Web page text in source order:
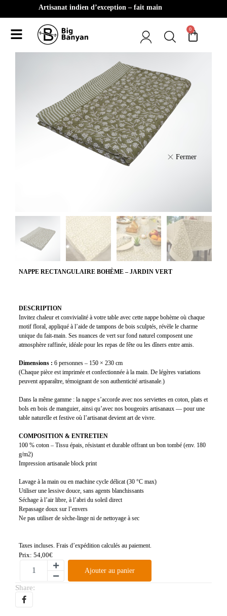
Artisanat indien d’exception – fait main
0
NAPPE RECTANGULAIRE BOHÈME – JARDIN VERT
DESCRIPTION
Invitez chaleur et convivialité à votre table avec cette nappe bohème où chaque
motif floral, appliqué à l’aide de tampons de bois sculptés, révèle le charme
unique du fait-main. Ses nuances de vert sur fond naturel composent une
atmosphère raffinée, idéale pour les repas de fête ou les dîners entre amis.
Dimensions : 6 personnes – 150 × 230 cm
(Chaque pièce est imprimée et confectionnée à la main. De légères variations
peuvent apparaître, témoignant de son authenticité artisanale.)
Dans la même gamme : la nappe s’accorde avec nos serviettes en coton, plats et
bols en bois de manguier, ainsi qu’avec nos bougeoirs artisanaux — pour une
table naturelle et festive où l’artisanat devient art de vivre.
COMPOSITION & ENTRETIEN
100 % coton – Tissu épais, résistant et durable offrant un bon tombé (env. 180
g/m2)
Impression artisanale block print
Lavage à la main ou en machine cycle délicat (30 °C max)
Utiliser une lessive douce, sans agents blanchissants
Séchage à l’air libre, à l’abri du soleil direct
Repassage doux sur l’envers
Ne pas utiliser de sèche-linge ni de nettoyage à sec
Taxes incluses. Frais d’expédition calculés au paiement.
Prix: 54,00€
Ajouter au panier
Share:
Fermer